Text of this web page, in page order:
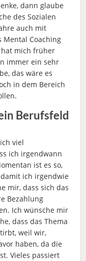
dann glaube
des Sozialen
auch mit
Coaching
hat mich früher
immer ein sehr
das wäre es
in dem Bereich
Berufsfeld
viel
ich irgendwann
ist es so,
ich irgendwie
mir, dass sich das
Bezahlung
Ich wünsche mir
dass das Thema
weil wir,
haben, da die
Vieles passiert